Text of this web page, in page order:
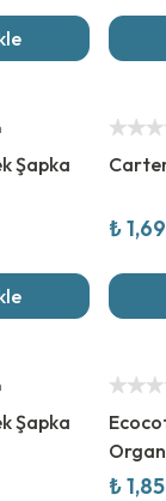
Şapka
₺
Şapka
₺